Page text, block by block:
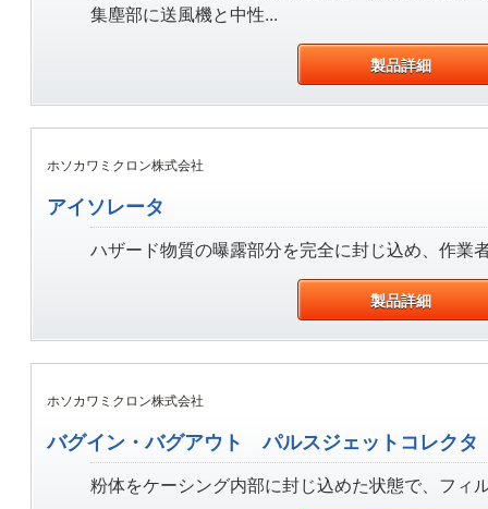
集塵部に送風機と中性...
製品詳細
ホソカワミクロン株式会社
アイソレータ
ハザード物質の曝露部分を完全に封じ込め、作業
製品詳細
ホソカワミクロン株式会社
バグイン・バグアウト パルスジェットコレクタ
粉体をケーシング内部に封じ込めた状態で、フィ